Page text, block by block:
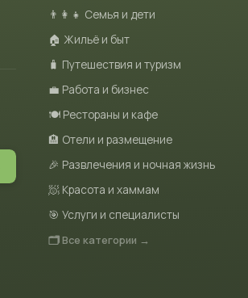
👨‍👩‍👧 Семья и дети
🏠 Жильё и быт
🧳 Путешествия и туризм
💼 Работа и бизнес
🍽 Рестораны и кафе
🏨 Отели и размещение
🎉 Развлечения и ночная жизнь
🧖 Красота и хаммам
🎯 Услуги и специалисты
🗂 Все категории →